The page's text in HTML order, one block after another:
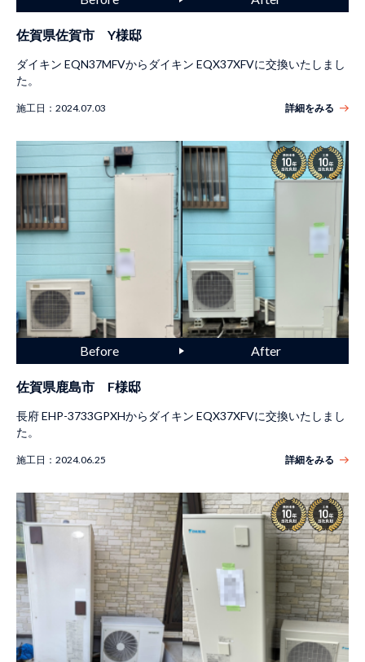
佐賀県佐賀市 Y様邸
ダイキン EQN37MFVからダイキン EQX37XFVに交換いたしまし
た。
施工日： 2024.07.03 詳細をみる
佐賀県鹿島市 F様邸
長府 EHP-3733GPXHからダイキン EQX37XFVに交換いたしまし
た。
施工日： 2024.06.25 詳細をみる